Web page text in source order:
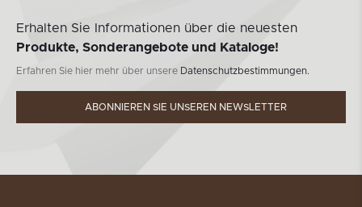
Erhalten Sie Informationen über die neuesten
Produkte, Sonderangebote und Kataloge!
Erfahren Sie hier mehr über unsere Datenschutzbestimmungen.
ABONNIEREN SIE UNSEREN NEWSLETTER